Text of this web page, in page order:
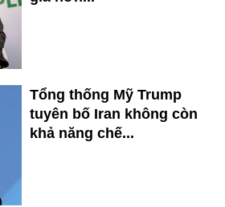
Tổng thống Mỹ Trump
tuyên bố Iran không còn
khả năng chế...